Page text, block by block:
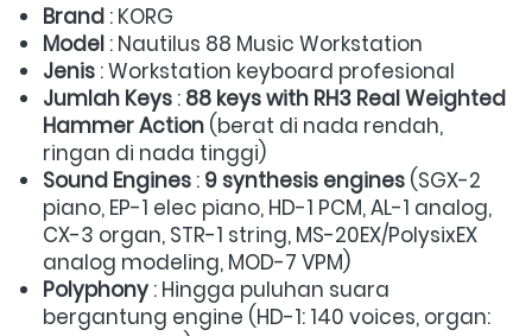
Brand : KORG
Model : Nautilus 88 Music Workstation
Jenis : Workstation keyboard profesional
Jumlah Keys : 88 keys with RH3 Real Weighted
Hammer Action (berat di nada rendah,
ringan di nada tinggi)
Sound Engines : 9 synthesis engines (SGX-2
piano, EP-1 elec piano, HD-1 PCM, AL-1 analog,
CX-3 organ, STR-1 string, MS-20EX/PolysixEX
analog modeling, MOD-7 VPM)
Polyphony : Hingga puluhan suara
bergantung engine (HD-1: 140 voices, organ: